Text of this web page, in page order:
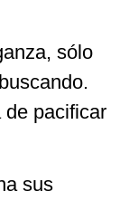
sólo
de pacificar
sus